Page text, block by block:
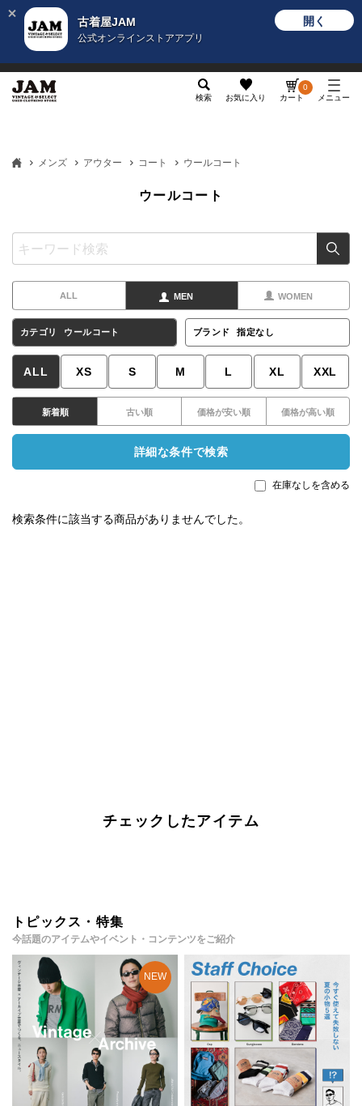
古着屋JAM
公式オンラインストアアプリ
開く
検索 お気に入り カート
0
メニュー
メンズ アウター コート ウールコート
ウールコート
ALL MEN WOMEN
カテゴリ ウールコート ブランド 指定なし
ALL XS S M L XL XXL
新着順 古い順 価格が安い順 価格が高い順
詳細な条件で検索
在庫なしを含める
検索条件に該当する商品がありませんでした。
チェックしたアイテム
トピックス・特集
今話題のアイテムやイベント・コンテンツをご紹介